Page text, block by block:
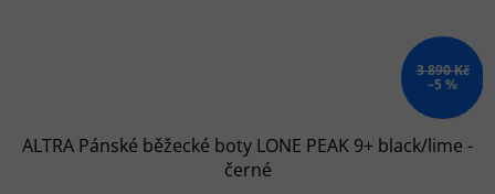
3 890 Kč
–5 %
ALTRA Pánské běžecké boty LONE PEAK 9+ black/lime -
černé